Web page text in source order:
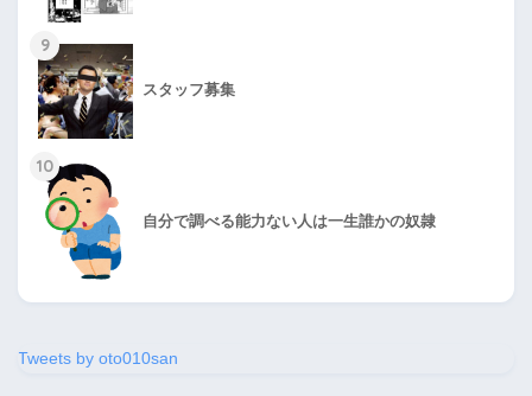
9
スタッフ募集
10
自分で調べる能力ない人は一生誰かの奴隷
Tweets by oto010san